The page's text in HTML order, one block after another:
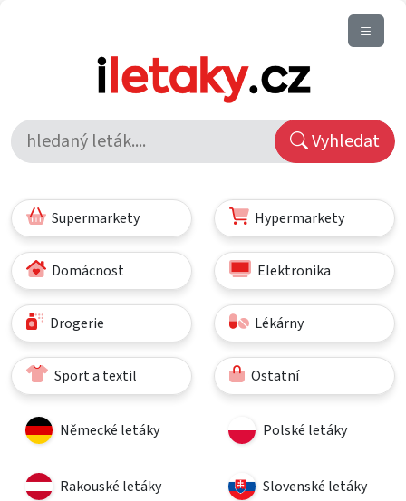
Vyhledat
Supermarkety Hypermarkety
Domácnost Elektronika
Drogerie Lékárny
Sport a textil Ostatní
Německé letáky Polské letáky
Rakouské letáky Slovenské letáky